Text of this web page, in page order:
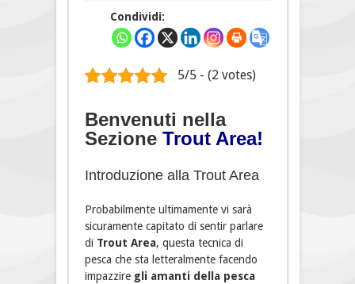
Condividi:
5/5 - (2 votes)
Benvenuti nella
SezioneTrout Area!
Introduzione alla Trout Area
Probabilmente ultimamente vi sarà
sicuramente capitato di sentir parlare
di Trout Area, questa tecnica di
pesca che sta letteralmente facendo
impazzire gli amanti della pesca